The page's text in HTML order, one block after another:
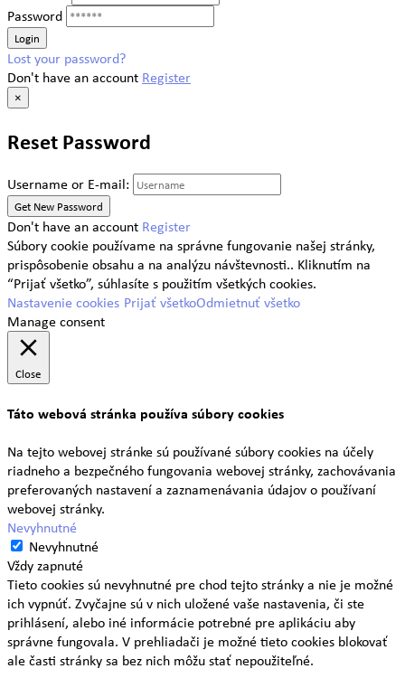
Password
Lost your password?
Don't have an account Register
×
Reset Password
Username or E-mail:
Don't have an account Register
Súbory cookie používame na správne fungovanie našej stránky,
prispôsobenie obsahu a na analýzu návštevnosti.. Kliknutím na
“Prijať všetko”, súhlasíte s použitím všetkých cookies.
Nastavenie cookies Prijať všetkoOdmietnuť všetko
Manage consent
Close
Táto webová stránka používa súbory cookies
Na tejto webovej stránke sú používané súbory cookies na účely
riadneho a bezpečného fungovania webovej stránky, zachovávania
preferovaných nastavení a zaznamenávania údajov o používaní
webovej stránky.
Nevyhnutné
Nevyhnutné
Vždy zapnuté
Tieto cookies sú nevyhnutné pre chod tejto stránky a nie je možné
ich vypnúť. Zvyčajne sú v nich uložené vaše nastavenia, či ste
prihlásení, alebo iné informácie potrebné pre aplikáciu aby
správne fungovala. V prehliadači je možné tieto cookies blokovať
ale časti stránky sa bez nich môžu stať nepoužiteľné.